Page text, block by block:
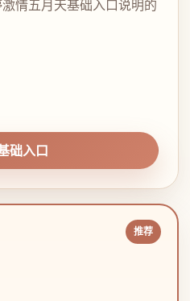
情五月天基础入口说明的
础入口